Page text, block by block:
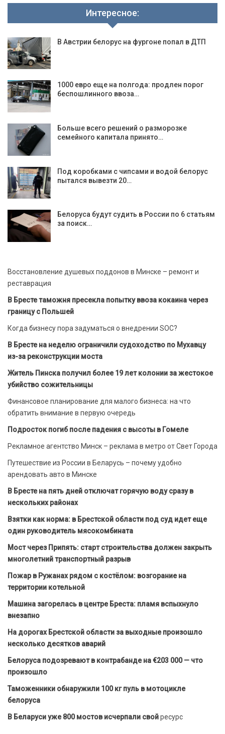
Интересное:
В Австрии белорус на фургоне попал в ДТП
1000 евро еще на полгода: продлен порог
беспошлинного ввоза…
Больше всего решений о разморозке
семейного капитала принято…
Под коробками с чипсами и водой белорус
пытался вывезти 20…
Белоруса будут судить в России по 6 статьям
за поиск…
Восстановление душевых поддонов в Минске – ремонт и
реставрация
В Бресте таможня пресекла попытку ввоза кокаина через
границу с Польшей
Когда бизнесу пора задуматься о внедрении SOC?
В Бресте на неделю ограничили судоходство по Мухавцу
из-за реконструкции моста
Житель Пинска получил более 19 лет колонии за жестокое
убийство сожительницы
Финансовое планирование для малого бизнеса: на что
обратить внимание в первую очередь
Подросток погиб после падения с высоты в Гомеле
Рекламное агентство Минск – реклама в метро от Свет Города
Путешествие из России в Беларусь – почему удобно
арендовать авто в Минске
В Бресте на пять дней отключат горячую воду сразу в
нескольких районах
Взятки как норма: в Брестской области под суд идет еще
один руководитель мясокомбината
Мост через Припять: старт строительства должен закрыть
многолетний транспортный разрыв
Пожар в Ружанах рядом с костёлом: возгорание на
территории котельной
Машина загорелась в центре Бреста: пламя вспыхнуло
внезапно
На дорогах Брестской области за выходные произошло
несколько десятков аварий
Белоруса подозревают в контрабанде на €203 000 — что
произошло
Таможенники обнаружили 100 кг пуль в мотоцикле
белоруса
В Беларуси уже 800 мостов исчерпали свойресурс